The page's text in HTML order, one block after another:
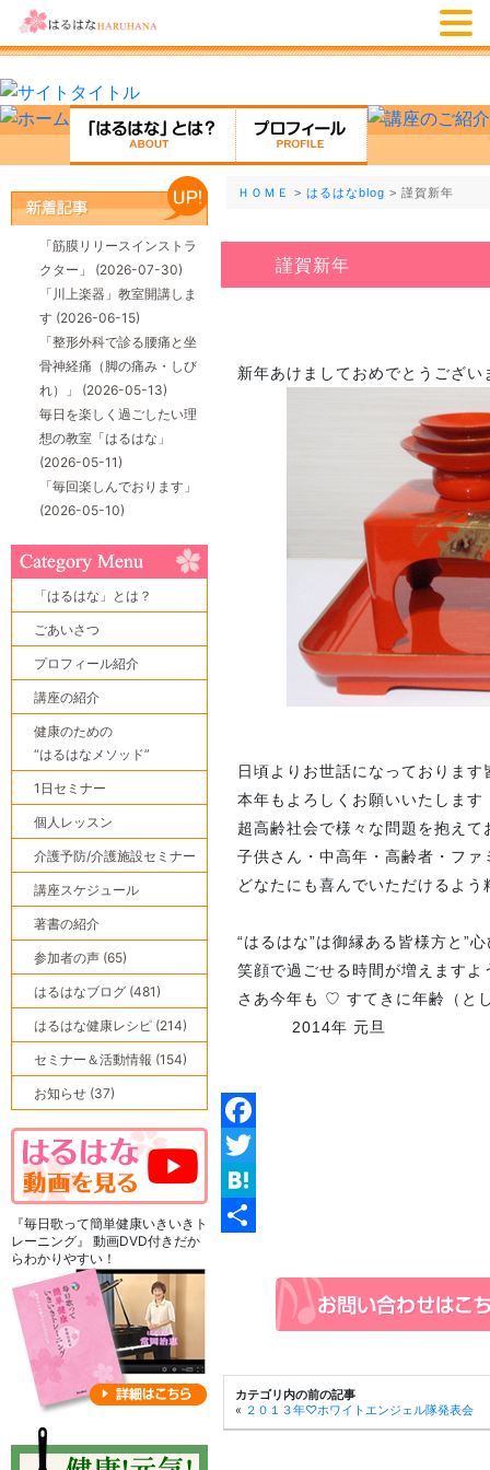
ＨＯＭＥ > はるはなblog > 謹賀新年
謹賀新年
新年あけましておめでとうござい
日頃よりお世話になっておりま
本年もよろしくお願いいたします
超高齢社会で様々な問題を抱えて
子供さん・中高年・高齢者・ファ
どなたにも喜んでいただけるよ
“はるはな”は御縁ある皆様方と”
笑顔で過ごせる時間が増えます
さあ今年も ♡ すてきに年齢（と
2014年 元旦
Facebook
Twitter
Hatena
カテゴリ内の前の記事
« ２０１３年♡ホワイトエンジェル隊発表会
「筋膜リリースインストラ
クター」 (2026-07-30)
「川上楽器」教室開講しま
す (2026-06-15)
「整形外科で診る腰痛と坐
骨神経痛（脚の痛み・しび
れ）」 (2026-05-13)
毎日を楽しく過ごしたい理
想の教室「はるはな」
(2026-05-11)
「毎回楽しんでおります」
(2026-05-10)
「はるはな」とは？
ごあいさつ
プロフィール紹介
講座の紹介
健康のための
“はるはなメソッド”
1日セミナー
個人レッスン
介護予防/介護施設セミナー
講座スケジュール
著書の紹介
参加者の声 (65)
はるはなブログ (481)
はるはな健康レシピ (214)
セミナー＆活動情報 (154)
お知らせ (37)
『毎日歌って簡単健康いきいきト
レーニング』 動画DVD付きだか
らわかりやすい！